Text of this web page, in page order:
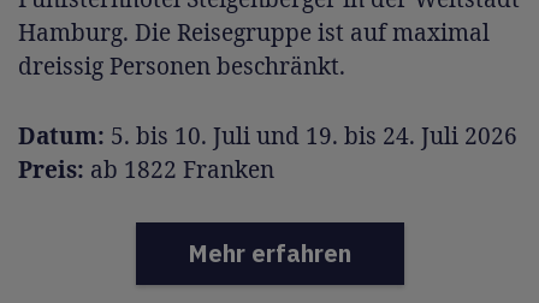
Hamburg. Die Reisegruppe ist auf maximal
dreissig Personen beschränkt.
Datum: 5. bis 10. Juli und 19. bis 24. Juli 2026
Preis: ab 1822 Franken
Mehr erfahren